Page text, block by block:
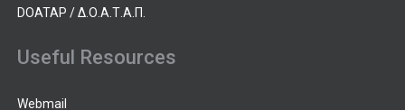
DOATAP / Δ.Ο.Α.Τ.Α.Π.
Useful Resources
Webmail